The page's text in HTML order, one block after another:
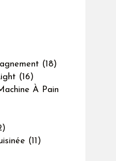
(18)
(16)
À Pain
(11)